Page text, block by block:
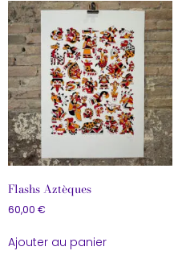
Flashs Aztèques
60,00 €
Ajouter au panier